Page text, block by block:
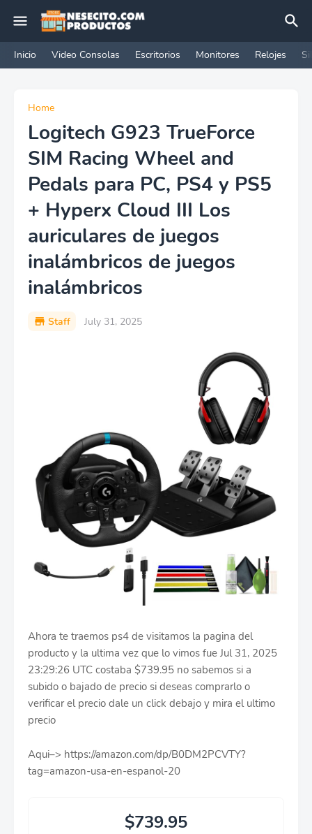
Inicio Video Consolas Escritorios Monitores Relojes
Home
Logitech G923 TrueForce
SIM Racing Wheel and
Pedals para PC, PS4 y PS5
+ Hyperx Cloud III Los
auriculares de juegos
inalámbricos de juegos
inalámbricos
Staff July 31, 2025
Ahora te traemos ps4 de visitamos la pagina del
producto y la ultima vez que lo vimos fue Jul 31, 2025
23:29:26 UTC costaba $739.95 no sabemos si a
subido o bajado de precio si deseas comprarlo o
verificar el precio dale un click debajo y mira el ultimo
precio
Aqui–> https://amazon.com/dp/B0DM2PCVTY?
tag=amazon-usa-en-espanol-20
$739.95